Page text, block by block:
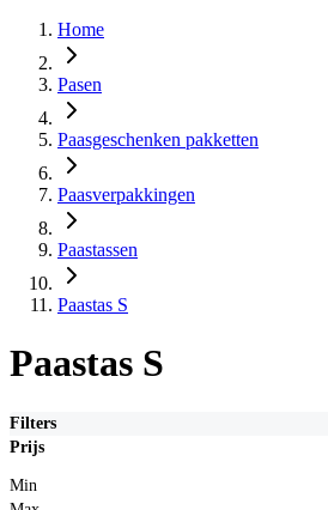
Home
Pasen
Paasgeschenken pakketten
Paasverpakkingen
Paastassen
Paastas S
Paastas S
Filters
Prijs
Min